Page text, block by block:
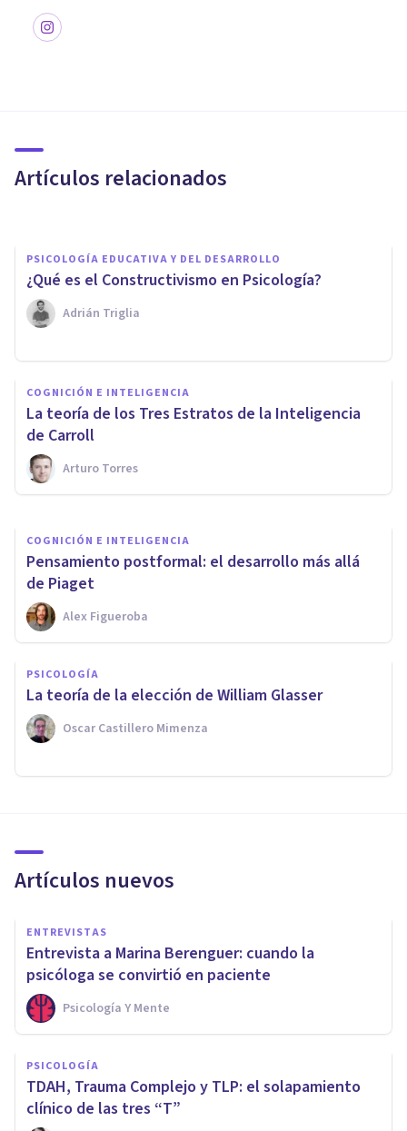
Artículos relacionados
de Daniel Kahneman
PSICOLOGÍA EDUCATIVA Y DEL DESARROLLO
¿Qué es el Constructivismo en Psicología?
Adrián Triglia
COGNICIÓN E INTELIGENCIA
La teoría de los Tres Estratos de la Inteligencia
de Carroll
Arturo Torres
Psicología del Desarrollo:
principales teorías y autores
Jonathan García-Allen
COGNICIÓN E INTELIGENCIA
Pensamiento postformal: el desarrollo más allá
de Piaget
Alex Figueroba
PSICOLOGÍA
La teoría de la elección de William Glasser
Oscar Castillero Mimenza
Artículos nuevos
ENTREVISTAS
Entrevista a Marina Berenguer: cuando la
psicóloga se convirtió en paciente
Psicología Y Mente
PSICOLOGÍA
TDAH, Trauma Complejo y TLP: el solapamiento
clínico de las tres “T”